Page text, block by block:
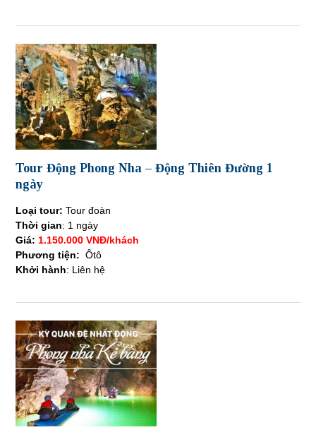
Tour Động Phong Nha – Động Thiên Đường 1
ngày
Loại tour: Tour đoàn
Thời gian: 1 ngày
Giá: 1.150.000 VNĐ/khách
Phương tiện: Ôtô
Khởi hành: Liên hệ